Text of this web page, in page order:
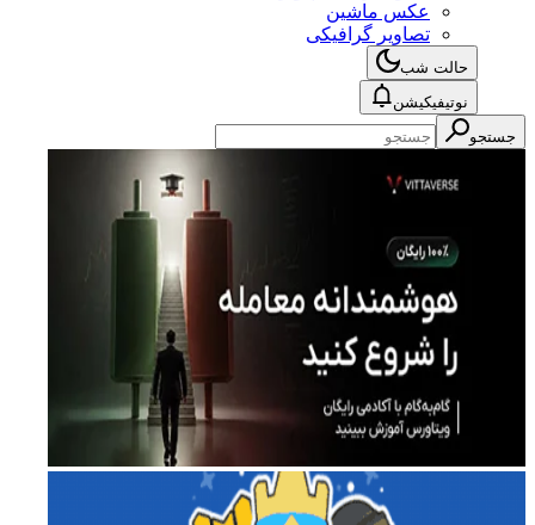
عکس ماشین
تصاویر گرافیکی
حالت شب
نوتیفیکیشن
جستجو